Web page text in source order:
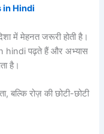
in Hindi
में मेहनत जरूरी होती है।
पढ़ते हैं और अभ्यास
है।
बल्कि रोज़ की छोटी-छोटी